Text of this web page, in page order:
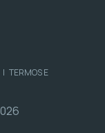
| TERMOS E